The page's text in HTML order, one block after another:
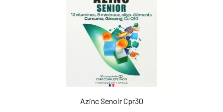
Azinc Senoir Cpr30